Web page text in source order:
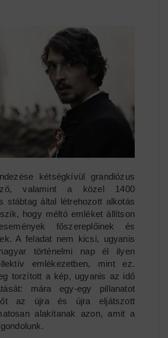
kétségkívül grandiózus
valamint a közel 1400
stábtag által létrehozott alkotás
hogy méltó emléket állítson
főszereplőinek és
A feladat nem kicsi, ugyanis
történelmi nap él ilyen
emlékezetben, mint ez.
torzított a kép, ugyanis az idő
mára egy-egy pillanatot
az újra és újra eljátszott
alakítanak azon, amit a